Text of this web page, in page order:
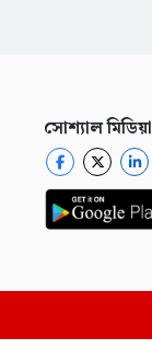
সোশ্যাল মিডিয়া